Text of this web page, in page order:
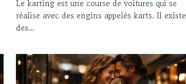
Le karting est une course de voitures qui se
réalise avec des engins appelés karts. Il existe
des...